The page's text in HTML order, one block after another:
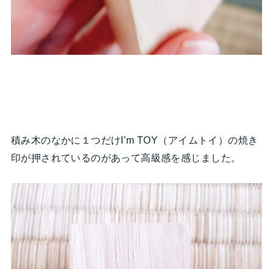
積み木のなかに１つだけI’m TOY（アイムトイ）の焼き
印が押されているのがあって高級感を感じました。